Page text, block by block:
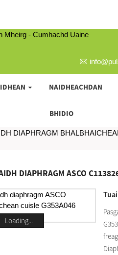
NAIDHEACHDAN
BHIDIO
DIAPHRAGM
DIAPHRAGM ASCO
Loading...